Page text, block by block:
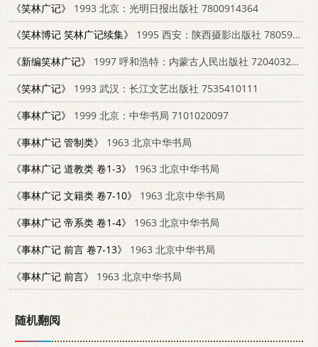
《笑林广记》
1993 北京：光明日报出版社 7800914364
《笑林博记 笑林广记续集》
1995 西安：陕西摄影出版社 7805910952
《新编笑林广记》
1997 呼和浩特：内蒙古人民出版社 7204032764
《笑林广记》
1993 武汉：长江文艺出版社 7535410111
《事林广记》
1999 北京：中华书局 7101020097
《事林广记 管制类》
1963 北京中华书局
《事林广记 道教类 卷1-3》
1963 北京中华书局
《事林广记 文籍类 卷7-10》
1963 北京中华书局
《事林广记 帝系类 卷1-4》
1963 北京中华书局
《事林广记 前言 卷7-13》
1963 北京中华书局
《事林广记 前言》
1963 北京中华书局
随机翻阅